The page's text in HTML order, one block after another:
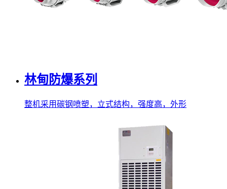
林甸防爆系列
整机采用碳钢喷塑，立式结构，强度高，外形